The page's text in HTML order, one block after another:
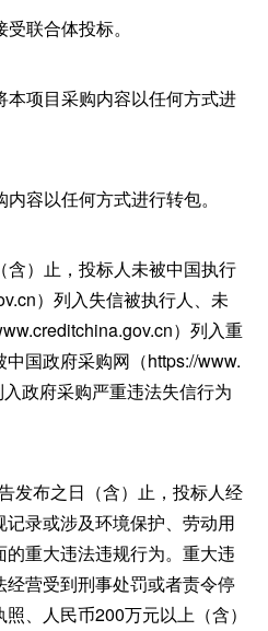
联合体投标。
项目采购内容以任何方式进
容以任何方式进行转包。
）止，投标人未被中国执行
）列入失信被执行人、未
）列入重
国政府采购网（https://www.
政府采购严重违法失信行为
发布之日（含）止，投标人经
录或涉及环境保护、劳动用
重大违法违规行为。重大违
营受到刑事处罚或者责令停
、人民币200万元以上（含）